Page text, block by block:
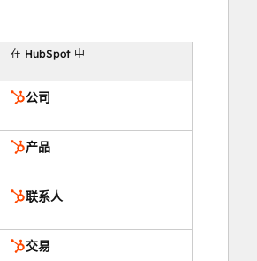
在 HubSpot 中
公司
产品
联系人
交易